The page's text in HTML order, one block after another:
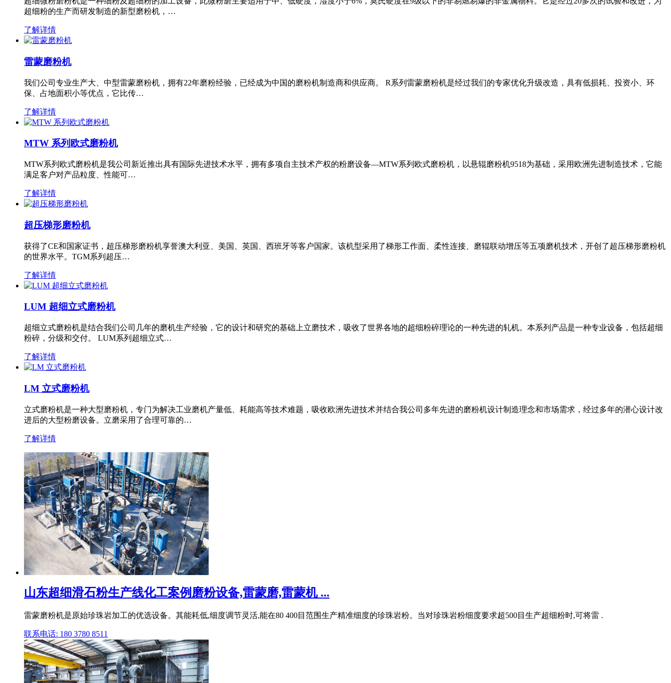
超细粉的生产而研发制造的新型磨粉机，…
了解详情
雷蒙磨粉机
我们公司专业生产大、中型雷蒙磨粉机，拥有22年磨粉经验，已经成为中国的磨粉机制造商和供应商。 R系列雷蒙磨粉机是经过我们的专家优化升级改造，具有低损耗、投资小、环
保、占地面积小等优点，它比传…
了解详情
MTW 系列欧式磨粉机
MTW系列欧式磨粉机是我公司新近推出具有国际先进技术水平，拥有多项自主技术产权的粉磨设备—MTW系列欧式磨粉机，以悬辊磨粉机9518为基础，采用欧洲先进制造技术，它能
满足客户对产品粒度、性能可…
了解详情
超压梯形磨粉机
获得了CE和国家证书，超压梯形磨粉机享誉澳大利亚、美国、英国、西班牙等客户国家。该机型采用了梯形工作面、柔性连接、磨辊联动增压等五项磨机技术，开创了超压梯形磨粉机
的世界水平。TGM系列超压…
了解详情
LUM 超细立式磨粉机
超细立式磨粉机是结合我们公司几年的磨机生产经验，它的设计和研究的基础上立磨技术，吸收了世界各地的超细粉碎理论的一种先进的轧机。本系列产品是一种专业设备，包括超细
粉碎，分级和交付。 LUM系列超细立式…
了解详情
LM 立式磨粉机
立式磨粉机是一种大型磨粉机，专门为解决工业磨机产量低、耗能高等技术难题，吸收欧洲先进技术并结合我公司多年先进的磨粉机设计制造理念和市场需求，经过多年的潜心设计改
进后的大型粉磨设备。立磨采用了合理可靠的…
了解详情
山东超细滑石粉生产线化工案例磨粉设备,雷蒙磨,雷蒙机 ...
雷蒙磨粉机是原始珍珠岩加工的优选设备。其能耗低,细度调节灵活,能在80 400目范围生产精准细度的珍珠岩粉。当对珍珠岩粉细度要求超500目生产超细粉时,可将雷 .
联系电话: 180 3780 8511